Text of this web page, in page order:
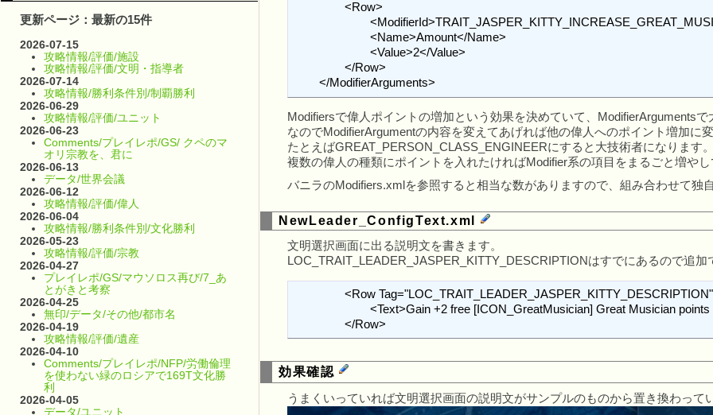
更新ページ：最新の15件
2026-07-15
攻略情報/評価/施設
攻略情報/評価/文明・指導者
2026-07-14
攻略情報/勝利条件別/制覇勝利
2026-06-29
攻略情報/評価/ユニット
2026-06-23
Comments/プレイレポ/GS/ クペのマ
オリ宗教を、君に
2026-06-13
データ/世界会議
2026-06-12
攻略情報/評価/偉人
2026-06-04
攻略情報/勝利条件別/文化勝利
2026-05-23
攻略情報/評価/宗教
2026-04-27
プレイレポ/GS/マウソロス再び/7_あ
とがきと考察
2026-04-25
無印/データ/その他/都市名
2026-04-19
攻略情報/評価/遺産
2026-04-10
Comments/プレイレポ/NFP/労働倫理
を使わない緑のロシアで169T文化勝
利
2026-04-05
データ/ユニット
		<Row>
			<ModifierId>TRAIT_JASPER_KITTY_INCREASE_GREAT_MUSICIAN_POINTS</ModifierId>
			<Name>Amount</Name>
			<Value>2</Value>
		</Row>
	</ModifierArguments>
Modifiersで偉人ポイントの増加という効果を決めていて、ModifierArguments
なのでModifierArgumentの内容を変えてあげれば他の偉人へのポイント増加に
たとえばGREAT_PERSON_CLASS_ENGINEERにすると大技術者になります
複数の偉人の種類にポイントを入れたければModifier系の項目をまるごと増や
バニラのModifiers.xmlを参照すると相当な数がありますので、組み合わせて
NewLeader_ConfigText.xml
文明選択画面に出る説明文を書きます。
LOC_TRAIT_LEADER_JASPER_KITTY_DESCRIPTIONはすでにあるので追加
		<Row Tag="LOC_TRAIT_LEADER_JASPER_KITTY_DESCRIPTION" Language="en_US">
			<Text>Gain +2 free [ICON_GreatMusician] Great Musician points per turn.</Text>
		</Row>
効果確認
うまくいっていれば文明選択画面の説明文がサンプルのものから置き換わって